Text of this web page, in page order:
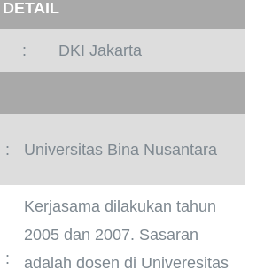
: DKI Jakarta
: Universitas Bina Nusantara
:
Kerjasama dilakukan tahun
2005 dan 2007. Sasaran
adalah dosen di Univeresitas